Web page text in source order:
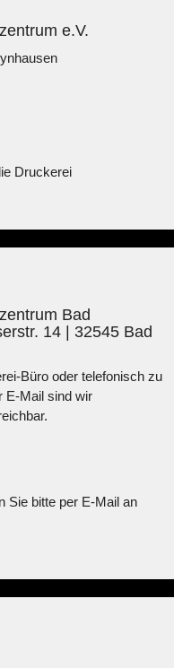
e.V.
Druckerei
Bad
14 | 32545 Bad
Büro oder telefonisch zu
E-Mail sind wir
Sie bitte per E-Mail an